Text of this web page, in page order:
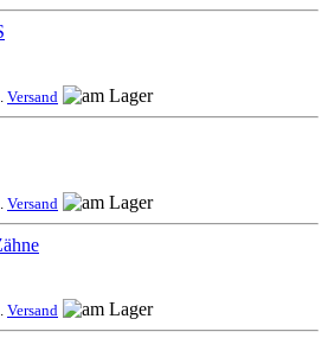
Versand
Versand
Versand